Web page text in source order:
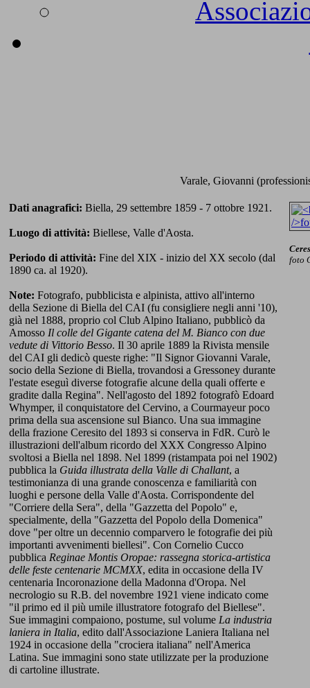
Varale, Giovanni
Dati anagrafici: Biella, 29 settembre 1859 - 7 ottobre 1921.
Luogo di attività: Biellese, Valle d'Aosta.
Periodo di attività: Fine del XIX - inizio del XX secolo (dal
1890 ca. al 1920).
Note: Fotografo, pubblicista e alpinista, attivo all'interno
della Sezione di Biella del CAI (fu consigliere negli anni '10),
già nel 1888, proprio col Club Alpino Italiano, pubblicò da
Amosso Il colle del Gigante catena del M. Bianco con due
vedute di Vittorio Besso. Il 30 aprile 1889 la Rivista mensile
del CAI gli dedicò queste righe: "Il Signor Giovanni Varale,
socio della Sezione di Biella, trovandosi a Gressoney durante
l'estate eseguì diverse fotografie alcune della quali offerte e
gradite dalla Regina". Nell'agosto del 1892 fotografò Edoard
Whymper, il conquistatore del Cervino, a Courmayeur poco
prima della sua ascensione sul Bianco. Una sua immagine
della frazione Ceresito del 1893 si conserva in FdR. Curò le
illustrazioni dell'album ricordo del XXX Congresso Alpino
svoltosi a Biella nel 1898. Nel 1899 (ristampata poi nel 1902)
pubblica la Guida illustrata della Valle di Challant, a
testimonianza di una grande conoscenza e familiarità con
luoghi e persone della Valle d'Aosta. Corrispondente del
"Corriere della Sera", della "Gazzetta del Popolo" e,
specialmente, della "Gazzetta del Popolo della Domenica"
dove "per oltre un decennio comparvero le fotografie dei più
importanti avvenimenti biellesi". Con Cornelio Cucco
pubblica Reginae Montis Oropae: rassegna storica-artistica
delle feste centenarie MCMXX, edita in occasione della IV
centenaria Incoronazione della Madonna d'Oropa. Nel
necrologio su R.B. del novembre 1921 viene indicato come
"il primo ed il più umile illustratore fotografo del Biellese".
Sue immagini compaiono, postume, sul volume La industria
laniera in Italia, edito dall'Associazione Laniera Italiana nel
1924 in occasione della "crociera italiana" nell'America
Latina. Sue immagini sono state utilizzate per la produzione
di cartoline illustrate.
foto